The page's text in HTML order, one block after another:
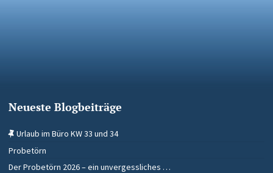
Neueste Blogbeiträge
Urlaub im Büro KW 33 und 34
Probetörn
Der Probetörn 2026 – ein unvergessliches …